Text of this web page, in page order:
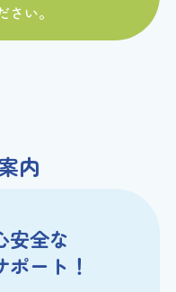
い。
内
安全な
ート！